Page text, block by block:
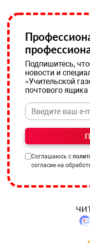
Подпишитесь,
новости и
«Учительской
почтового ящика
Соглашаюсь с
согласие на